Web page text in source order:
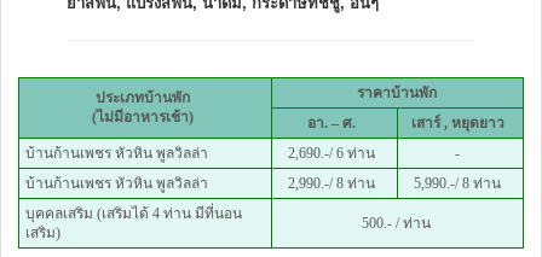
ประเภทบ้านพัก
(ไม่มีอาหารเช้า)
ราคาบ้านพัก
อา. – ศ.
เสาร์ , หยุดยาว
บ้านก้านเพชร หัวหิน พูลวิลล่า
2,690.-/ 6 ท่าน
-
บ้านก้านเพชร หัวหิน พูลวิลล่า
2,990.-/ 8 ท่าน
5,990.-/ 8 ท่าน
บุคคลเสริม (เสริมได้ 4 ท่าน มีที่นอน
เสริม)
500.- / ท่าน